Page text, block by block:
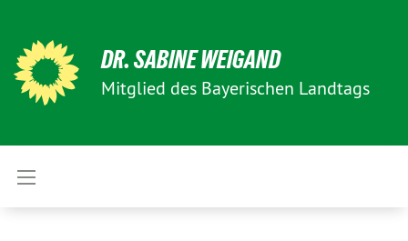
DR. SABINE WEIGAND
Mitglied des Bayerischen Landtags